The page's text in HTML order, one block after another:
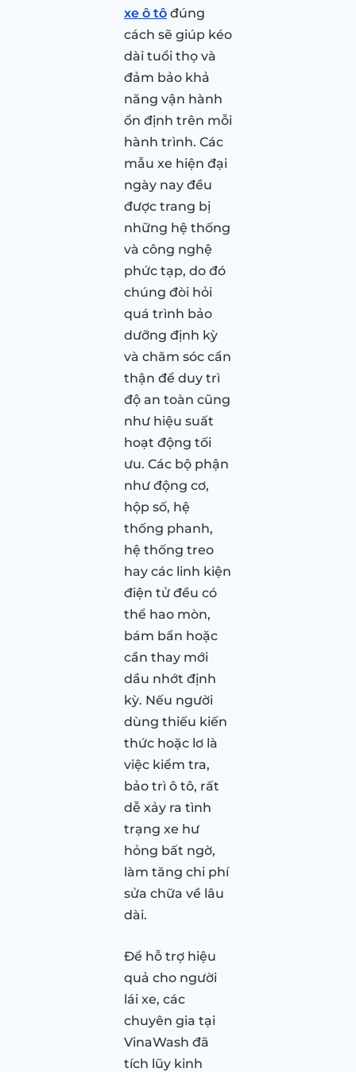
xe ô tô đúng
cách sẽ giúp kéo
dài tuổi thọ và
đảm bảo khả
năng vận hành
ổn định trên mỗi
hành trình. Các
mẫu xe hiện đại
ngày nay đều
được trang bị
những hệ thống
và công nghệ
phức tạp, do đó
chúng đòi hỏi
quá trình bảo
dưỡng định kỳ
và chăm sóc cẩn
thận để duy trì
độ an toàn cũng
như hiệu suất
hoạt động tối
ưu. Các bộ phận
như động cơ,
hộp số, hệ
thống phanh,
hệ thống treo
hay các linh kiện
điện tử đều có
thể hao mòn,
bám bẩn hoặc
cần thay mới
dầu nhớt định
kỳ. Nếu người
dùng thiếu kiến
thức hoặc lơ là
việc kiểm tra,
bảo trì ô tô, rất
dễ xảy ra tình
trạng xe hư
hỏng bất ngờ,
làm tăng chi phí
sửa chữa về lâu
dài.
Để hỗ trợ hiệu
quả cho người
lái xe, các
chuyên gia tại
VinaWash đã
tích lũy kinh